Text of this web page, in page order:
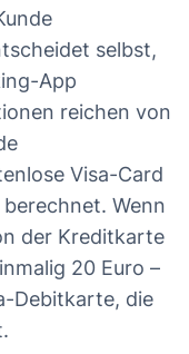
selbst,
App
reichen von
Visa-Card
Wenn
der Kreditkarte
20 Euro –
Debitkarte, die